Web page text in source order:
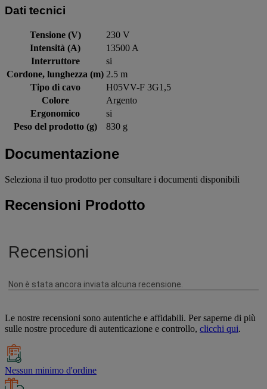
Dati tecnici
Tensione (V)
230 V
Intensità (A)
13500 A
Interruttore
si
Cordone, lunghezza (m) 2.5 m
Tipo di cavo
H05VV-F 3G1,5
Colore
Argento
Ergonomico
si
Peso del prodotto (g)
830 g
Documentazione
Seleziona il tuo prodotto per consultare i documenti disponibili
Recensioni Prodotto
Le nostre recensioni sono autentiche e affidabili. Per saperne di più
sulle nostre procedure di autenticazione e controllo, clicchi qui.
Nessun minimo d'ordine